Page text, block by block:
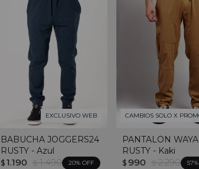
EXCLUSIVO WEB
BABUCHA JOGGERS24
RUSTY - Azul
$ 1.190 $ 1.490 20
CAMBIOS SOLO X
PANTALON WAYA
RUSTY - Kaki
$ 990 $ 2.290 57